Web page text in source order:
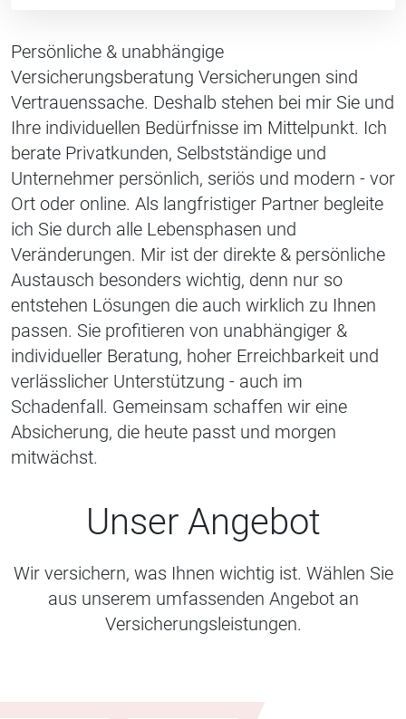
Persönliche & unabhängige
Versicherungsberatung Versicherungen sind
Vertrauenssache. Deshalb stehen bei mir Sie und
Ihre individuellen Bedürfnisse im Mittelpunkt. Ich
berate Privatkunden, Selbstständige und
Unternehmer persönlich, seriös und modern - vor
Ort oder online. Als langfristiger Partner begleite
ich Sie durch alle Lebensphasen und
Veränderungen. Mir ist der direkte & persönliche
Austausch besonders wichtig, denn nur so
entstehen Lösungen die auch wirklich zu Ihnen
passen. Sie profitieren von unabhängiger &
individueller Beratung, hoher Erreichbarkeit und
verlässlicher Unterstützung - auch im
Schadenfall. Gemeinsam schaffen wir eine
Absicherung, die heute passt und morgen
mitwächst.
Unser Angebot
Wir versichern, was Ihnen wichtig ist. Wählen Sie
aus unserem umfassenden Angebot an
Versicherungsleistungen.